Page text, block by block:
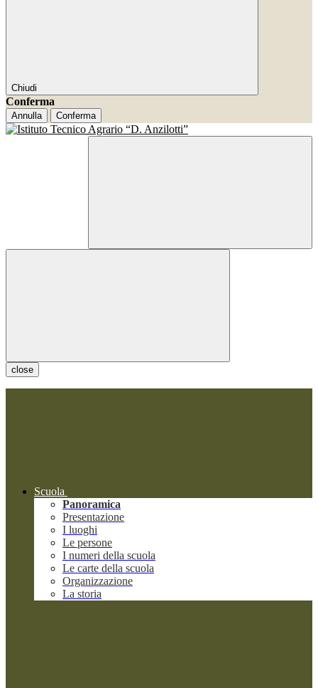
Chiudi
Conferma
Annulla Conferma
close
Scuola
Panoramica
Presentazione
I luoghi
Le persone
I numeri della scuola
Le carte della scuola
Organizzazione
La storia